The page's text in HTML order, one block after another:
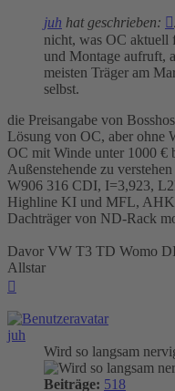
juh hat geschrieben:
nicht, was OC aktuell
und Montage aufruft,
meisten Träger am
selbst.
die Preisangabe von
Lösung von OC, aber ohne
OC mit Winde unter 1000 €
Außenstehende zu verstehen
W906 316 CDI, I=3,923,
Highline KI und MFL,
Dachträger von ND-Rack
Davor VW T3 TD Womo
Allstar
juh
Wird so langsam
Beiträge: 518